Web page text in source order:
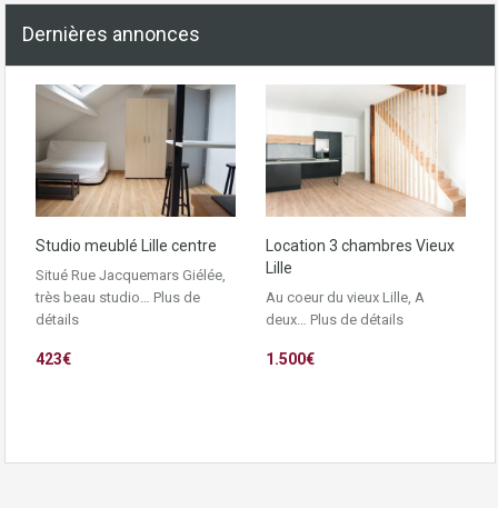
Dernières annonces
Studio meublé Lille centre
Situé Rue Jacquemars Giélée,
très beau studio… Plus de
détails
423€
Location 3 chambres Vieux
Lille
Au coeur du vieux Lille, A
deux… Plus de détails
1.500€